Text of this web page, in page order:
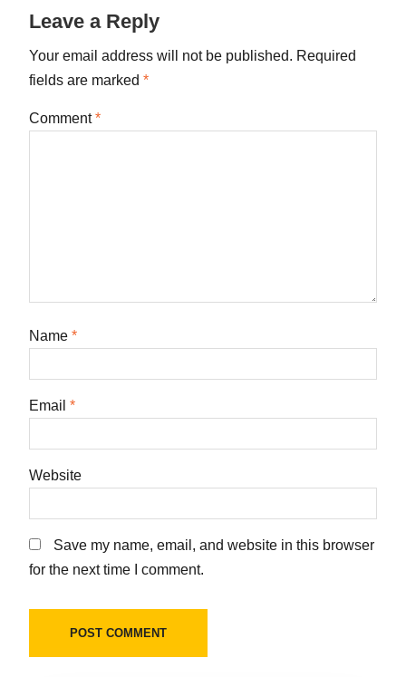
Leave a Reply
Your email address will not be published. Required
fields are marked *
Comment*
Name *
Email *
Website
Save my name, email, and website in this browser
for the next time I comment.